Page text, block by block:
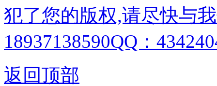
犯了您的版权,请尽快与
18937138590QQ：
返回顶部